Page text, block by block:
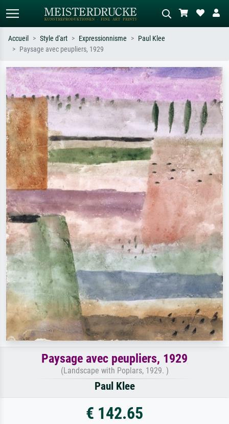
Recherchez par artiste, titre ou style –
ex. Monet, Nuit étoilée,
impressionnisme, vague de Hokusai,
nu.
Décrivez la scène – ex. prairie verte,
abstrait avec beaucoup de rouge,
tableau sombre, nu debout près d'un
arbre.
Accueil Style d'art Expressionnisme
Paul Klee
Paysage avec peupliers, 1929
Paysage avec peupliers, 1929
(Landscape with Poplars, 1929. )
Paul Klee
€ 142.65